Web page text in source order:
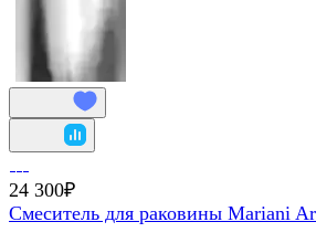
24 300₽
Смеситель для раковины Mariani